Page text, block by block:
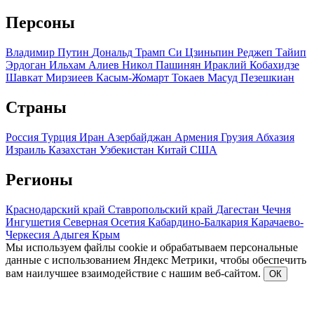
Персоны
Владимир Путин Дональд Трамп Си Цзиньпин Реджеп Тайип
Эрдоган Ильхам Алиев Никол Пашинян Ираклий Кобахидзе
Шавкат Мирзиеев Касым-Жомарт Токаев Масуд Пезешкиан
Страны
Россия Турция Иран Азербайджан Армения Грузия Абхазия
Израиль Казахстан Узбекистан Китай США
Регионы
Краснодарский край Ставропольский край Дагестан Чечня
Ингушетия Северная Осетия Кабардино-Балкария Карачаево-
Черкесия Адыгея Крым
Мы используем файлы cookie и обрабатываем персональные
данные с использованием Яндекс Метрики, чтобы обеспечить
вам наилучшее взаимодействие с нашим веб-сайтом.
ОК